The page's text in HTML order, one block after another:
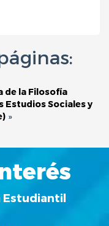
de la Filosofía
Estudios Sociales y
»
Estudiantil